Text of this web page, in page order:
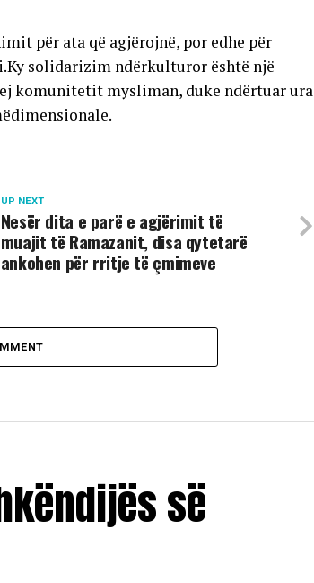
për ata që agjërojnë, por edhe për
solidarizim ndërkulturor është një
komunitetit mysliman, duke ndërtuar ura
UP NEXT
Nesër dita e parë e agjërimit të
muajit të Ramazanit, disa qytetarë
ankohen për rritje të çmimeve
së